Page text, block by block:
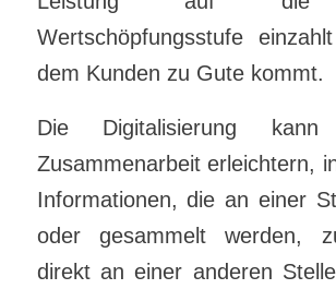
Wertschöpfungsstufe
dem Kunden zu Gute kommt.
Die Digitalisierung
Zusammenarbeit erleichtern,
Informationen, die an einer
oder gesammelt werden,
direkt an einer anderen